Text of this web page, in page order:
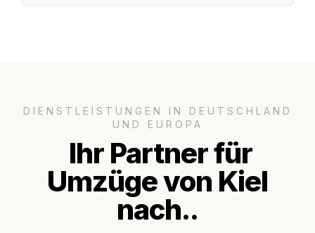
DIENSTLEISTUNGEN IN DEUTSCHLAND
UND EUROPA
Ihr Partner für
Umzüge von Kiel
nach..